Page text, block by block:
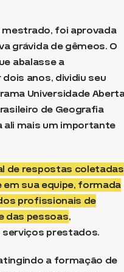
mestrado, foi aprovada
grávida de gêmeos. O
abalasse a
anos, dividiu seu
Universidade
de Geografia
ali mais um importante
de respostas coletadas
sua equipe, formada
profissionais de
das pessoas,
serviços prestados.
a formação de